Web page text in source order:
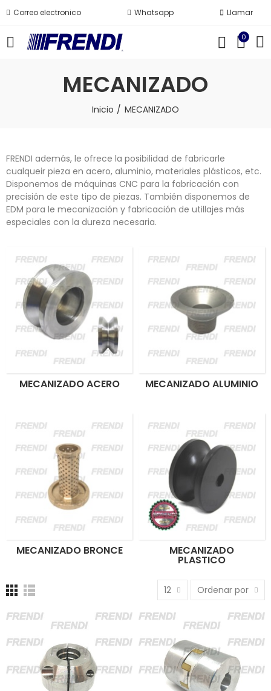
Correo electronico Whatsapp Llamar
0
MECANIZADO
Inicio MECANIZADO
FRENDI además, le ofrece la posibilidad de fabricarle
cualqueir pieza en acero, aluminio, materiales plásticos, etc.
Disponemos de máquinas CNC para la fabricación con
precisión de este tipo de piezas. También disponemos de
EDM para le mecanización y fabricación de utillajes más
especiales con la dureza necesaria.
MECANIZADO ACERO MECANIZADO ALUMINIO
MECANIZADO BRONCE MECANIZADO
PLASTICO
12 Ordenar por